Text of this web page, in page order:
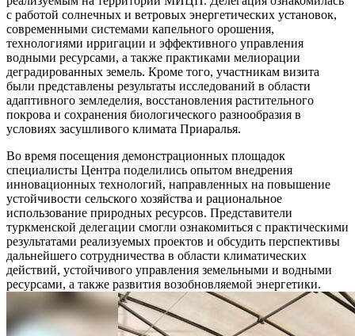
с работой солнечных и ветровых энергетических установок,
современными системами капельного орошения,
технологиями ирригации и эффективного управления
водными ресурсами, а также практиками мелиорации
деградированных земель. Кроме того, участникам визита
были представлены результаты исследований в области
адаптивного земледелия, восстановления растительного
покрова и сохранения биологического разнообразия в
условиях засушливого климата Приаралья.
Во время посещения демонстрационных площадок
специалисты Центра поделились опытом внедрения
инновационных технологий, направленных на повышение
устойчивости сельского хозяйства и рациональное
использование природных ресурсов. Представители
туркменской делегации смогли ознакомиться с практическими
результатами реализуемых проектов и обсудить перспективы
дальнейшего сотрудничества в области климатических
действий, устойчивого управления земельными и водными
ресурсами, а также развития возобновляемой энергетики.